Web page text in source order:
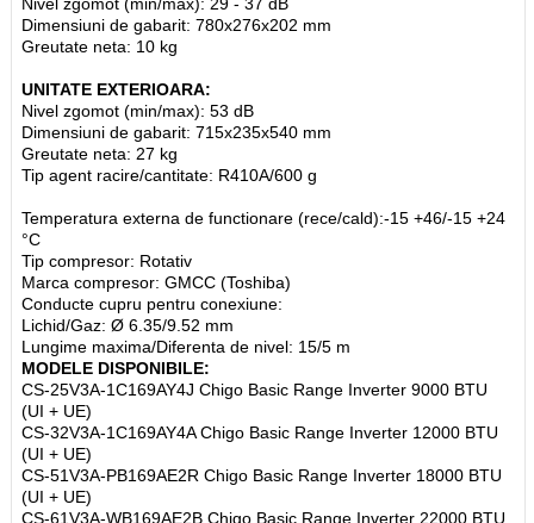
Dimensiuni de gabarit: 780x276x202 mm
Greutate neta: 10 kg
UNITATE EXTERIOARA:
Nivel zgomot (min/max): 53 dB
Dimensiuni de gabarit: 715x235x540 mm
Greutate neta: 27 kg
Tip agent racire/cantitate: R410A/600 g
Temperatura externa de functionare (rece/cald):-15 +46/-15 +24
°C
Tip compresor: Rotativ
Marca compresor: GMCC (Toshiba)
Conducte cupru pentru conexiune:
Lichid/Gaz: Ø 6.35/9.52 mm
Lungime maxima/Diferenta de nivel: 15/5 m
MODELE DISPONIBILE:
CS-25V3A-1C169AY4J Chigo Basic Range Inverter 9000 BTU
(UI + UE)
CS-32V3A-1C169AY4A Chigo Basic Range Inverter 12000 BTU
(UI + UE)
CS-51V3A-PB169AE2R Chigo Basic Range Inverter 18000 BTU
(UI + UE)
CS-61V3A-WB169AE2B Chigo Basic Range Inverter 22000 BTU